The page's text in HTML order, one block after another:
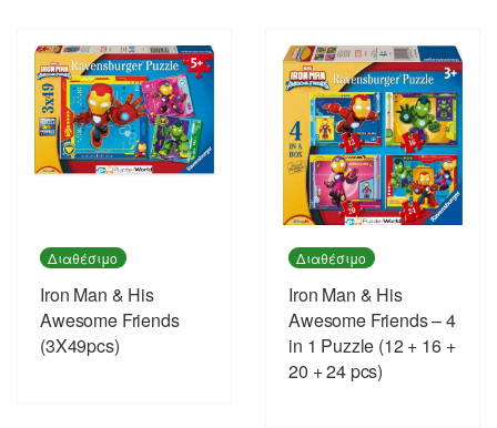
Διαθέσιμο
Iron Man & His
Awesome Friends
(3X49pcs)
Διαθέσιμο
Iron Man & His
Awesome Friends – 4
in 1 Puzzle (12 + 16 +
20 + 24 pcs)